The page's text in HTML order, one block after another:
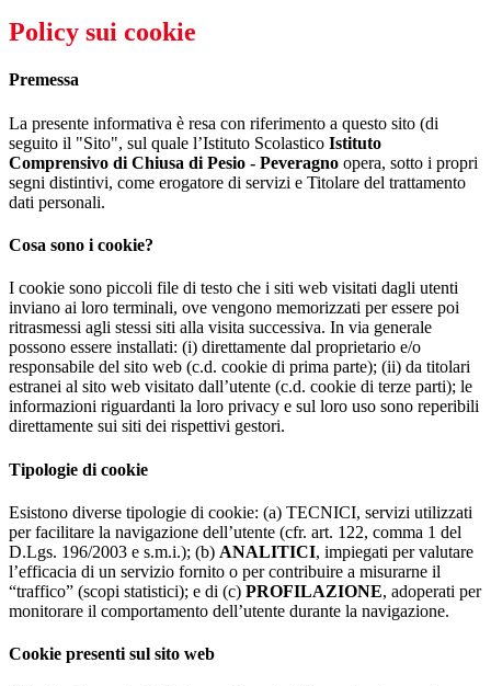
Policy sui cookie
Premessa
La presente informativa è resa con riferimento a questo sito (di
seguito il "Sito", sul quale l’Istituto Scolastico Istituto
Comprensivo di Chiusa di Pesio - Peveragno opera, sotto i propri
segni distintivi, come erogatore di servizi e Titolare del trattamento
dati personali.
Cosa sono i cookie?
I cookie sono piccoli file di testo che i siti web visitati dagli utenti
inviano ai loro terminali, ove vengono memorizzati per essere poi
ritrasmessi agli stessi siti alla visita successiva. In via generale
possono essere installati: (i) direttamente dal proprietario e/o
responsabile del sito web (c.d. cookie di prima parte); (ii) da titolari
estranei al sito web visitato dall’utente (c.d. cookie di terze parti); le
informazioni riguardanti la loro privacy e sul loro uso sono reperibili
direttamente sui siti dei rispettivi gestori.
Tipologie di cookie
Esistono diverse tipologie di cookie: (a) TECNICI, servizi utilizzati
per facilitare la navigazione dell’utente (cfr. art. 122, comma 1 del
D.Lgs. 196/2003 e s.m.i.); (b) ANALITICI, impiegati per valutare
l’efficacia di un servizio fornito o per contribuire a misurarne il
“traffico” (scopi statistici); e di (c) PROFILAZIONE, adoperati per
monitorare il comportamento dell’utente durante la navigazione.
Cookie presenti sul sito web